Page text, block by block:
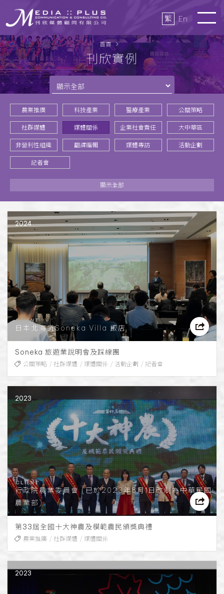
繁 En
首頁
刊欣實例
農業推廣 科技產業 醫療產業 公關策略
社群媒體 媒體關係 企業社會責任 大中華區
非營利性組織 翻譯編輯 媒體專訪 活動企劃
記者會
顯示全部
2024
日本北海道Soneka Villa 飯店
Soneka 旅遊業說明會及踩線團
公關策略 社群媒體 媒體關係 活動企劃 記者會
2023
行政院農業委員會 (已於2023年8月1日改制為中華民國
農業部)
第33屆全國十大神農及模範農民頒獎典禮
農業推廣 社群媒體 媒體關係
2023